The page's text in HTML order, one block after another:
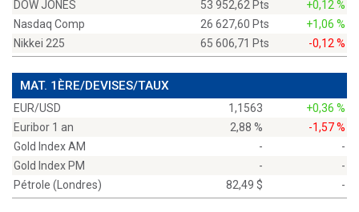
DOW JONES 53 952,62 Pts
+0,12 %
Nasdaq Comp
26 627,60 Pts
+1,06 %
Nikkei 225
65 606,71 Pts -0,12 %
MAT. 1ÈRE/DEVISES/TAUX
EUR/USD 1,1563
+0,36 %
Euribor 1 an
2,88 %
-1,57 %
Gold Index AM
-
-
Gold Index PM
-
-
Pétrole (Londres)
82,49 $ -